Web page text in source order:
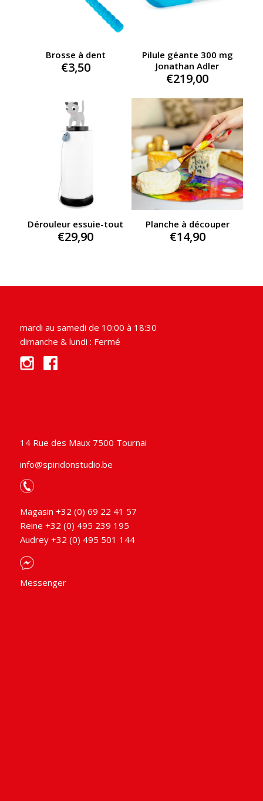
Brosse à dent
€3,50
Pilule géante 300 mg
Jonathan Adler
€219,00
Dérouleur essuie-tout
€29,90
Planche à découper
€14,90
mardi au samedi de 10:00 à 18:30
dimanche & lundi : Fermé
14 Rue des Maux 7500 Tournai
info@spiridonstudio.be
Magasin +32 (0) 69 22 41 57
Reine +32 (0) 495 239 195
Audrey +32 (0) 495 501 144
Messenger